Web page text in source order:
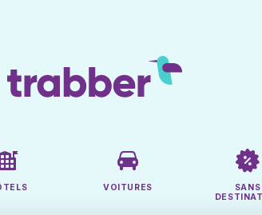
VOITURES
SANS